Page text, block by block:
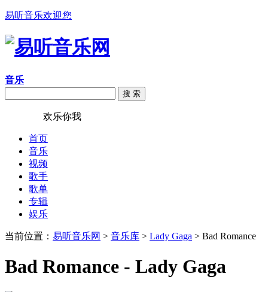
易听音乐欢迎您
音乐
搜 索
欢乐你我
首页
音乐
视频
歌手
歌单
专辑
娱乐
当前位置： 易听音乐网 > 音乐库 > Lady Gaga > Bad Romance
Bad Romance - Lady Gaga